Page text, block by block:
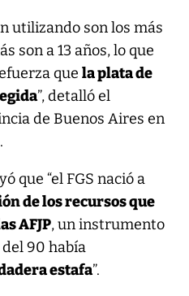
utilizando son los más
son a 13 años, lo que
que la plata de
”, detalló el
de Buenos Aires en
que “el FGS nació a
de los recursos que
AFJP, un instrumento
90 había
estafa”.